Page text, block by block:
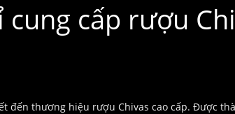
cấp rượu
đến thương hiệu rượu Chivas cao cấp. Được